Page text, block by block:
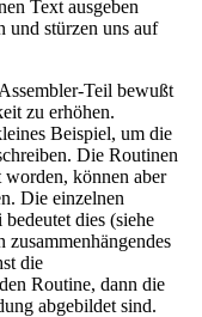
Text ausgeben
und stürzen uns auf
Teil bewußt
zu erhöhen.
Beispiel, um die
Die Routinen
können aber
Die einzelnen
dies (siehe
die
Routine, dann die
abgebildet sind.